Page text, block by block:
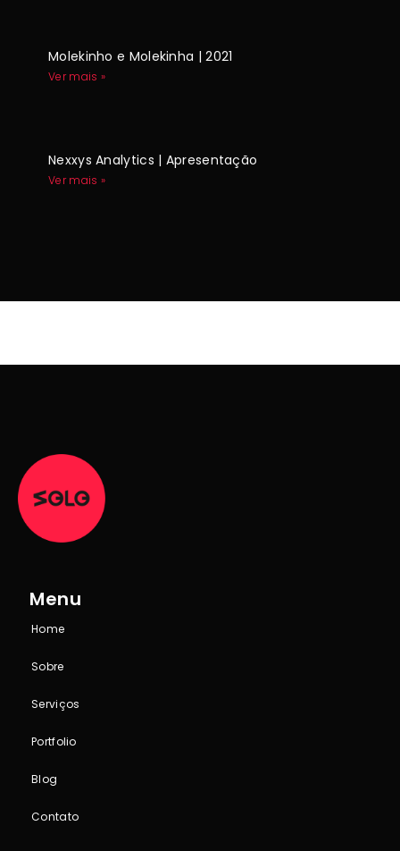
Molekinho e Molekinha | 2021
Ver mais »
Nexxys Analytics | Apresentação
Ver mais »
Menu
Home
Sobre
Serviços
Portfolio
Blog
Contato